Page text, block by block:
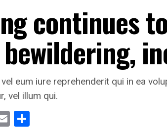
continues
eum iure reprehenderit qui in ea
vel illum qui.
Email